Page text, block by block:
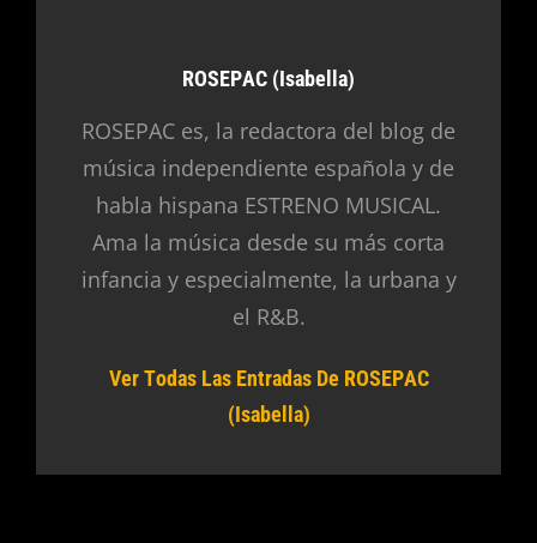
Autor:
ROSEPAC (Isabella)
ROSEPAC es, la redactora del blog de
música independiente española y de
habla hispana ESTRENO MUSICAL.
Ama la música desde su más corta
infancia y especialmente, la urbana y
el R&B.
Ver Todas Las Entradas De ROSEPAC
(Isabella)